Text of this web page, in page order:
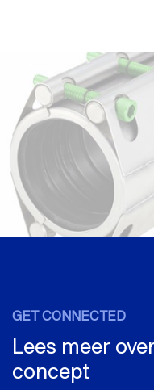
GET CONNECTED
Lees meer
concept